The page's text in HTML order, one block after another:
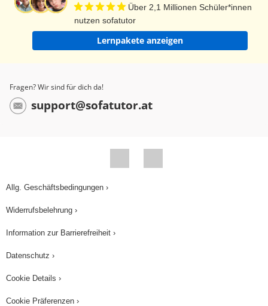
Über 2,1 Millionen Schüler*innen
nutzen sofatutor
Lernpakete anzeigen
Fragen? Wir sind für dich da!
support@sofatutor.at
Allg. Geschäftsbedingungen ›
Widerrufsbelehrung ›
Information zur Barrierefreiheit ›
Datenschutz ›
Cookie Details ›
Cookie Präferenzen ›